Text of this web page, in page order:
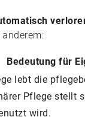
Bedeutung für
lebt die
Pflege stellt
wird.